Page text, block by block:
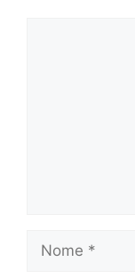
Nome